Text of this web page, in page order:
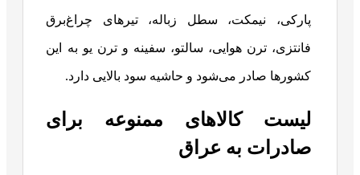
پارکی، نیمکت، سطل زباله، تیرهای چراغ‌برق
فانتزی، ترن هوایی، سالتو، سفینه و ترن یو به این
کشورها صادر می‌شود و حاشیه سود بالایی دارد.
لیست کالاهای ممنوعه برای
صادرات به عراق